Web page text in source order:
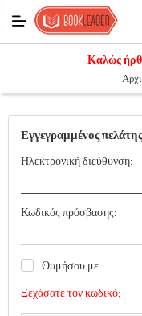
Καλώς
Εγγεγραμμένος πελάτης
Ηλεκτρονική διεύθυνση:
Κωδικός πρόσβασης:
Θυμήσου με
Ξεχάσατε τον κωδικό;